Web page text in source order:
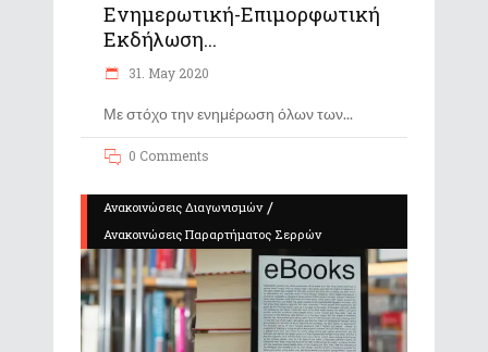
Ενημερωτική-Επιμορφωτική
Εκδήλωση...
31. May 2020
Με στόχο την ενημέρωση όλων των
0 Comments
Ανακοινώσεις Διαγωνισμών/
Ανακοινώσεις Παραρτήματος Σερρών